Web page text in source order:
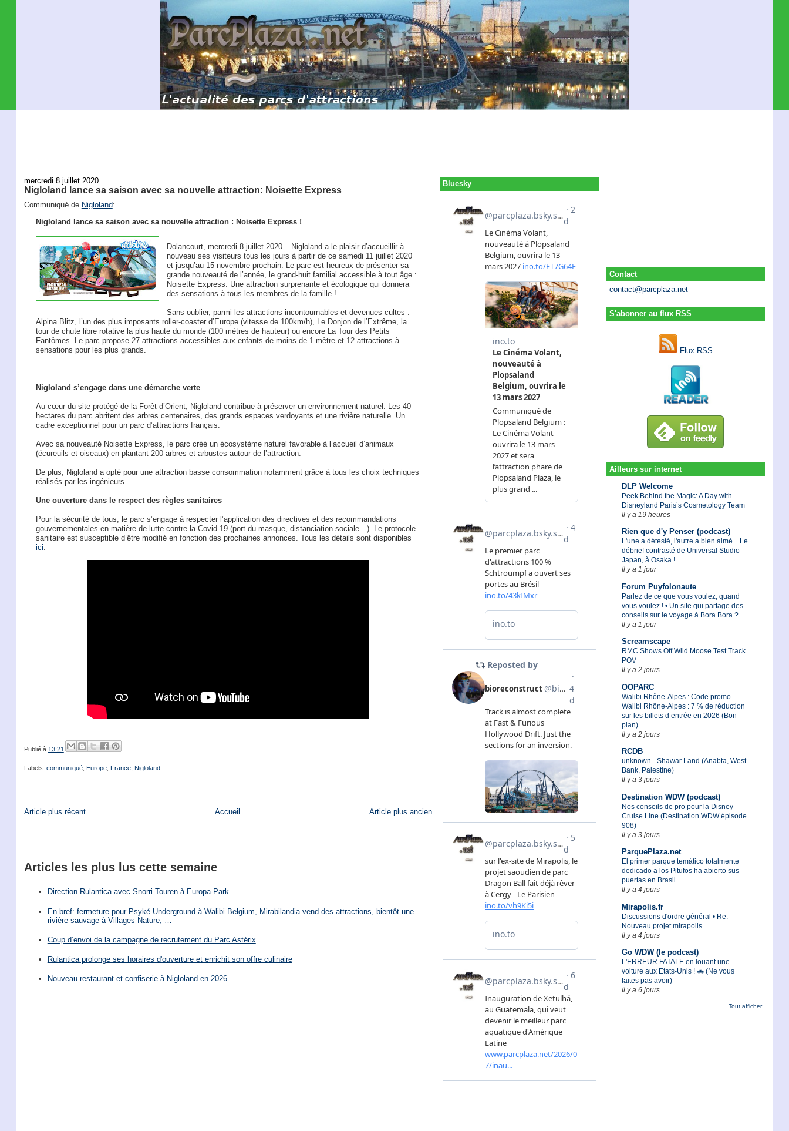
Contact
contact@parcplaza.net
S'abonner au flux RSS
Flux RSS
Ailleurs sur internet
DLP Welcome
Peek Behind the Magic: A Day with
Disneyland Paris’s Cosmetology Team
Il y a 19 heures
Rien que d'y Penser (podcast)
L'une a détesté, l'autre a bien aimé... Le
débrief contrasté de Universal Studio
Japan, à Osaka !
Il y a 1 jour
Forum Puyfolonaute
Parlez de ce que vous voulez, quand
vous voulez ! • Un site qui partage des
conseils sur le voyage à Bora Bora ?
Il y a 1 jour
Screamscape
RMC Shows Off Wild Moose Test Track
POV
Il y a 2 jours
OOPARC
Walibi Rhône-Alpes : Code promo
Walibi Rhône-Alpes : 7 % de réduction
sur les billets d’entrée en 2026 (Bon
plan)
Il y a 2 jours
RCDB
unknown - Shawar Land (Anabta, West
Bank, Palestine)
Il y a 3 jours
Destination WDW (podcast)
Nos conseils de pro pour la Disney
Cruise Line (Destination WDW épisode
908)
Il y a 3 jours
ParquePlaza.net
El primer parque temático totalmente
dedicado a los Pitufos ha abierto sus
puertas en Brasil
Il y a 4 jours
Mirapolis.fr
Discussions d'ordre général • Re:
Nouveau projet mirapolis
Il y a 4 jours
Go WDW (le podcast)
L'ERREUR FATALE en louant une
voiture aux Etats-Unis ! 🚗 (Ne vous
faites pas avoir)
Il y a 6 jours
Tout afficher
mercredi 8 juillet 2020
Nigloland lance sa saison avec sa nouvelle attraction: Noisette Express
Communiqué de Nigloland:
Nigloland lance sa saison avec sa nouvelle attraction : Noisette Express !
Dolancourt, mercredi 8 juillet 2020 – Nigloland a le plaisir d’accueillir à
nouveau ses visiteurs tous les jours à partir de ce samedi 11 juillet 2020
et jusqu’au 15 novembre prochain. Le parc est heureux de présenter sa
grande nouveauté de l’année, le grand-huit familial accessible à tout âge :
Noisette Express. Une attraction surprenante et écologique qui donnera
des sensations à tous les membres de la famille !
Sans oublier, parmi les attractions incontournables et devenues cultes :
Alpina Blitz, l’un des plus imposants roller-coaster d’Europe (vitesse de 100km/h), Le Donjon de l’Extrême, la
tour de chute libre rotative la plus haute du monde (100 mètres de hauteur) ou encore La Tour des Petits
Fantômes. Le parc propose 27 attractions accessibles aux enfants de moins de 1 mètre et 12 attractions à
sensations pour les plus grands.
Nigloland s’engage dans une démarche verte
Au cœur du site protégé de la Forêt d’Orient, Nigloland contribue à préserver un environnement naturel. Les 40
hectares du parc abritent des arbres centenaires, des grands espaces verdoyants et une rivière naturelle. Un
cadre exceptionnel pour un parc d’attractions français.
Avec sa nouveauté Noisette Express, le parc créé un écosystème naturel favorable à l’accueil d’animaux
(écureuils et oiseaux) en plantant 200 arbres et arbustes autour de l’attraction.
De plus, Nigloland a opté pour une attraction basse consommation notamment grâce à tous les choix techniques
réalisés par les ingénieurs.
Une ouverture dans le respect des règles sanitaires
Pour la sécurité de tous, le parc s’engage à respecter l’application des directives et des recommandations
gouvernementales en matière de lutte contre la Covid-19 (port du masque, distanciation sociale…). Le protocole
sanitaire est susceptible d’être modifié en fonction des prochaines annonces. Tous les détails sont disponibles
ici.
Publié à 13:21
Labels: communiqué, Europe, France, Nigloland
Article plus récent Article plus ancien
Accueil
Articles les plus lus cette semaine
Direction Rulantica avec Snorri Touren à Europa-Park
En bref: fermeture pour Psyké Underground à Walibi Belgium, Mirabilandia vend des attractions, bientôt une
rivière sauvage à Villages Nature, …
Coup d’envoi de la campagne de recrutement du Parc Astérix
Rulantica prolonge ses horaires d'ouverture et enrichit son offre culinaire
Nouveau restaurant et confiserie à Nigloland en 2026
Bluesky